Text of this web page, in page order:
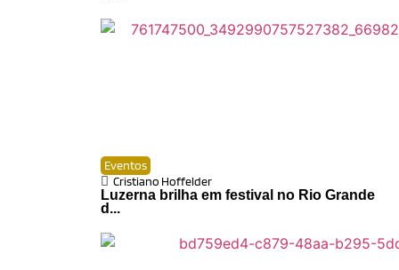
Eventos
Cristiano Hoffelder
Luzerna brilha em festival no Rio Grande
d...